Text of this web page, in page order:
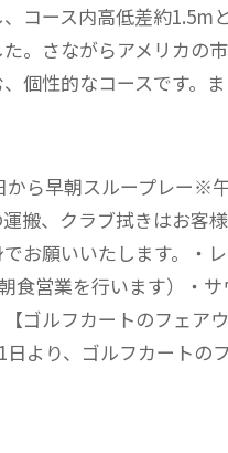
コース内高低差約1.5m
。さながらアメリカの
個性的なコースです。
から早朝スループレー
搬、クラブ拭きはお客
お願いいたします。・
食営業を行います）・
ゴルフカートのフェア
日より、ゴルフカート